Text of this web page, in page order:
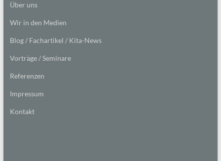
Über uns
Wir in den Medien
Blog / Fachartikel / Kita-News
Vorträge / Seminare
Referenzen
Impressum
Kontakt